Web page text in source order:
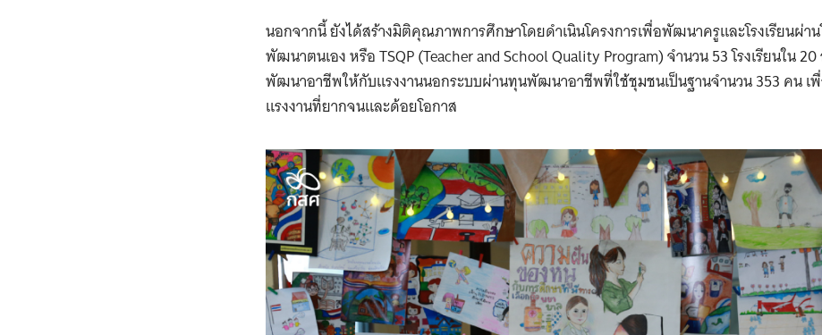
นอกจากนี้ ยังได้สร้างมิติคุณภาพการศึกษาโดยดำเนินโครงการเพื่อพัฒนาครูและโรงเรียนผ่าน
พัฒนาตนเอง หรือ TSQP (Teacher and School Quality Program) จำนวน 53 โรงเรียนใน
พัฒนาอาชีพให้กับแรงงานนอกระบบผ่านทุนพัฒนาอาชีพที่ใช้ชุมชนเป็นฐานจำนวน 353 คน เ
แรงงานที่ยากจนและด้อยโอกาส